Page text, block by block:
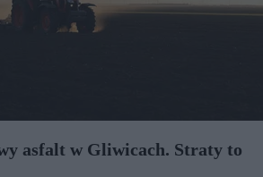
asfalt w Gliwicach. Straty to